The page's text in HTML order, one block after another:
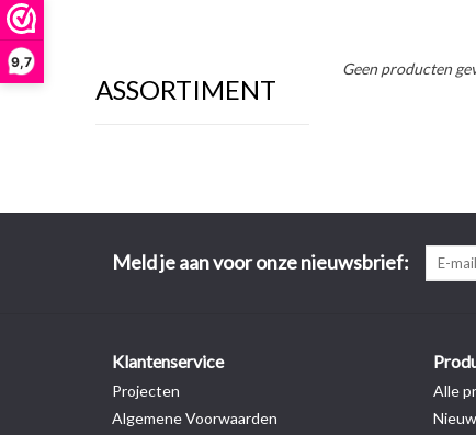
9,7
ASSORTIMENT
Geen producten
Meld je aan voor onze nieuwsbrief:
Klantenservice
Projecten
Algemene Voorwaarden
Alle